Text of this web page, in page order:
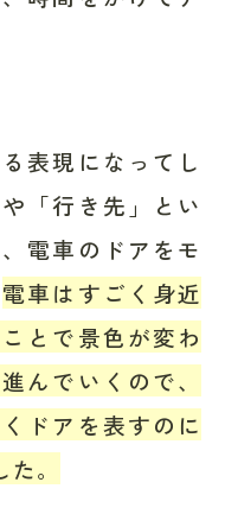
表現になってし
「行き先」とい
電車のドアをモ
電車はすごく身近
とで景色が変わ
んでいくので、
ドアを表すのに
。